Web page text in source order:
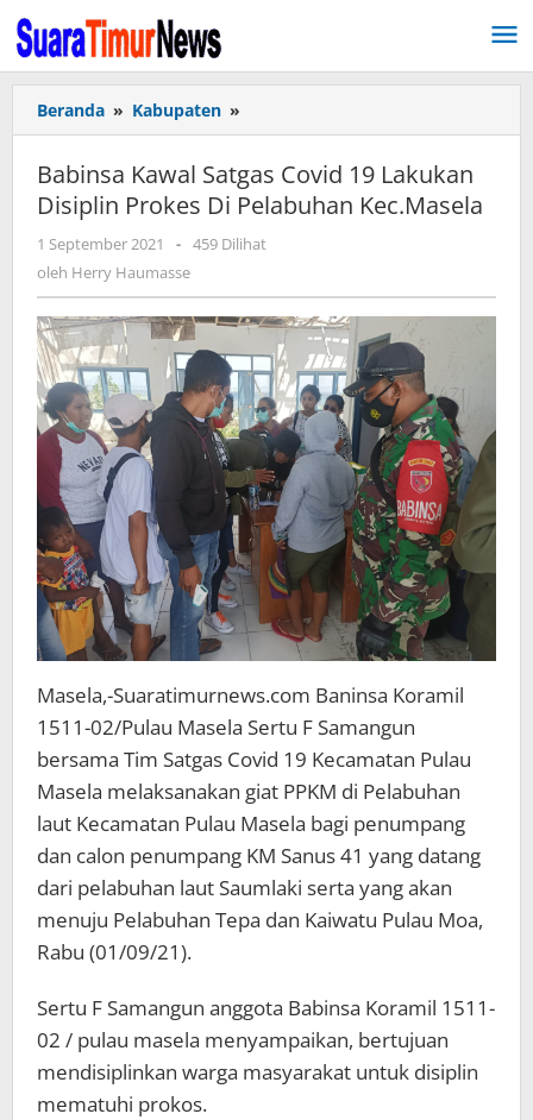
Lewati
ke
konten
Beranda » Kabupaten »
Kawal
Covid
19
Lakukan
Pelabuhan
Kec.Masela
Babinsa Kawal Satgas Covid 19 Lakukan
Disiplin Prokes Di Pelabuhan Kec.Masela
1 September 2021
oleh
Herry
- 459 Dilihat
oleh Herry Haumasse
Masela,-Suaratimurnews.com Baninsa Koramil
1511-02/Pulau Masela Sertu F Samangun
bersama Tim Satgas Covid 19 Kecamatan Pulau
Masela melaksanakan giat PPKM di Pelabuhan
laut Kecamatan Pulau Masela bagi penumpang
dan calon penumpang KM Sanus 41 yang datang
dari pelabuhan laut Saumlaki serta yang akan
menuju Pelabuhan Tepa dan Kaiwatu Pulau Moa,
Rabu (01/09/21).
Sertu F Samangun anggota Babinsa Koramil 1511-
02 / pulau masela menyampaikan, bertujuan
mendisiplinkan warga masyarakat untuk disiplin
mematuhi prokos.